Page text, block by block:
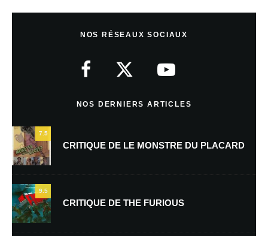
Nom*
NOS RÉSEAUX SOCIAUX
NOS DERNIERS ARTICLES
7.5
CRITIQUE DE LE MONSTRE DU PLACARD
9.5
CRITIQUE DE THE FURIOUS